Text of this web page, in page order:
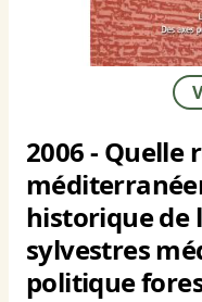
2006 -
historique de
sylvestres
politique